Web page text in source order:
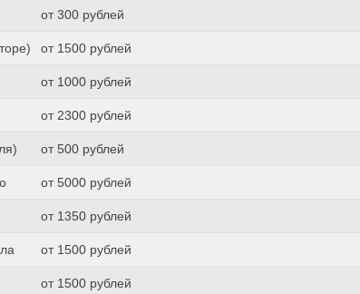
от 300 рублей
от 1500 рублей
от 1000 рублей
от 2300 рублей
от 500 рублей
от 5000 рублей
от 1350 рублей
от 1500 рублей
от 1500 рублей